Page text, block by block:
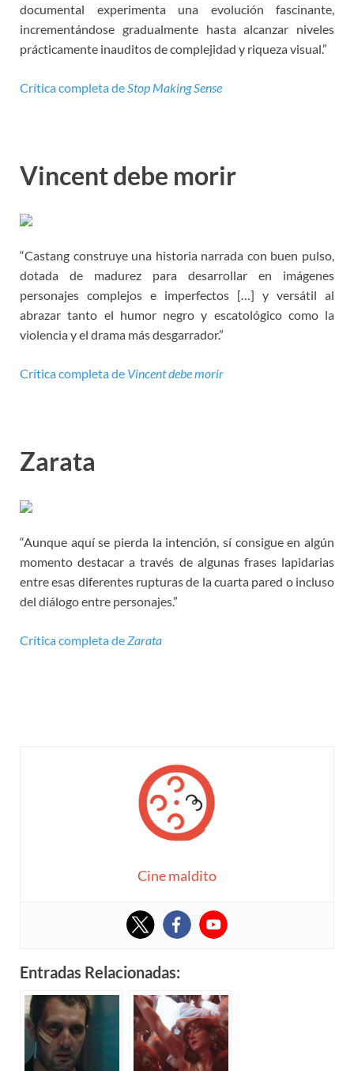
documental experimenta una evolución fascinante,
incrementándose gradualmente hasta alcanzar niveles
prácticamente inauditos de complejidad y riqueza visual.”
Crítica completa deStop Making Sense
Vincent debe morir
“Castang construye una historia narrada con buen pulso,
dotada de madurez para desarrollar en imágenes
personajes complejos e imperfectos […] y versátil al
abrazar tanto el humor negro y escatológico como la
violencia y el drama más desgarrador.”
Crítica completa de Vincent debe morir
Zarata
“Aunque aquí se pierda la intención, sí consigue en algún
momento destacar a través de algunas frases lapidarias
entre esas diferentes rupturas de la cuarta pared o incluso
del diálogo entre personajes.”
Crítica completa deZarata
Cine maldito
Entradas Relacionadas: